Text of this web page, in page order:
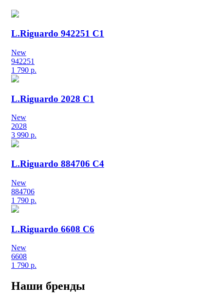
L.Riguardo 942251 C1
New
942251
1 790 р.
L.Riguardo 2028 C1
New
2028
3 990 р.
L.Riguardo 884706 C4
New
884706
1 790 р.
L.Riguardo 6608 C6
New
6608
1 790 р.
Наши бренды